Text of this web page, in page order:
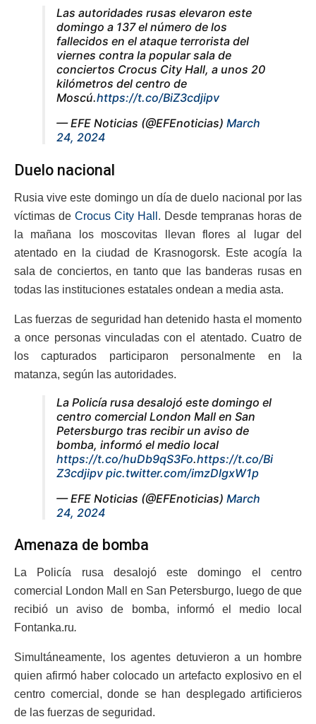
Las autoridades rusas elevaron este
domingo a 137 el número de los
fallecidos en el ataque terrorista del
viernes contra la popular sala de
conciertos Crocus City Hall, a unos 20
kilómetros del centro de
Moscú.https://t.co/BiZ3cdjipv
— EFE Noticias (@EFEnoticias) March
24, 2024
Duelo nacional
Rusia vive este domingo un día de duelo nacional por las
víctimas de Crocus City Hall . Desde tempranas horas de
la mañana los moscovitas llevan flores al lugar del
atentado en la ciudad de Krasnogorsk. Este acogía la
sala de conciertos, en tanto que las banderas rusas en
todas las instituciones estatales ondean a media asta.
Las fuerzas de seguridad han detenido hasta el momento
a once personas vinculadas con el atentado. Cuatro de
los capturados participaron personalmente en la
matanza, según las autoridades.
La Policía rusa desalojó este domingo el
centro comercial London Mall en San
Petersburgo tras recibir un aviso de
bomba, informó el medio local
https://t.co/huDb9qS3Fo.https://t.co/Bi
Z3cdjipv pic.twitter.com/imzDlgxW1p
— EFE Noticias (@EFEnoticias) March
24, 2024
Amenaza de bomba
La Policía rusa desalojó este domingo el centro
comercial London Mall en San Petersburgo, luego de que
recibió un aviso de bomba, informó el medio local
Fontanka.ru.
Simultáneamente, los agentes detuvieron a un hombre
quien afirmó haber colocado un artefacto explosivo en el
centro comercial, donde se han desplegado artificieros
de las fuerzas de seguridad.